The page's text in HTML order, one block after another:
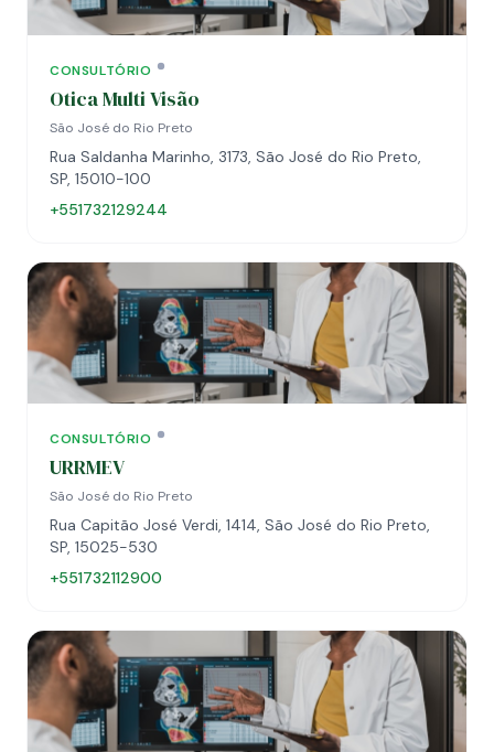
CONSULTÓRIO
Otica Multi Visão
São José do Rio Preto
Rua Saldanha Marinho, 3173, São José do Rio Preto,
SP, 15010-100
+551732129244
CONSULTÓRIO
URRMEV
São José do Rio Preto
Rua Capitão José Verdi, 1414, São José do Rio Preto,
SP, 15025-530
+551732112900